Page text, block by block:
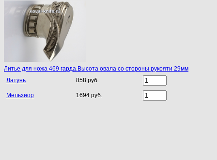
Литье для ножа 469 гарда.Высота овала со стороны рукояти 29мм
Латунь
858 руб.
Мельхиор 1694 руб.